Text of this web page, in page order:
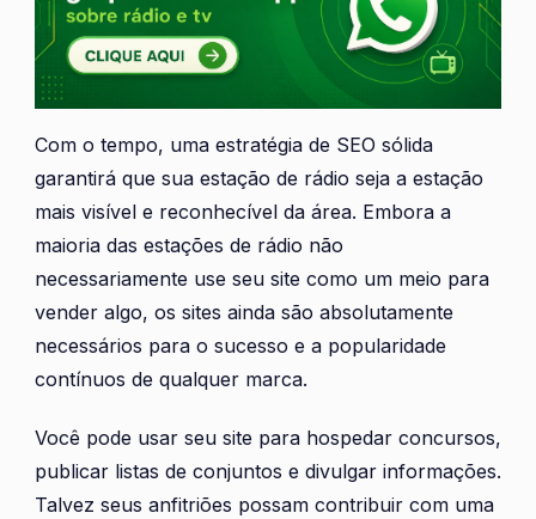
Com o tempo, uma estratégia de SEO sólida
garantirá que sua estação de rádio seja a estação
mais visível e reconhecível da área. Embora a
maioria das estações de rádio não
necessariamente use seu site como um meio para
vender algo, os sites ainda são absolutamente
necessários para o sucesso e a popularidade
contínuos de qualquer marca.
Você pode usar seu site para hospedar concursos,
publicar listas de conjuntos e divulgar informações.
Talvez seus anfitriões possam contribuir com uma